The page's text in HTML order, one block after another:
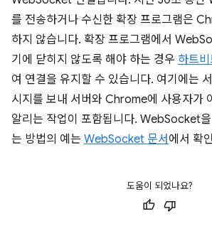
를 전송하거나 수신한 확장 프로그램은
하지 않습니다. 확장 프로그램에서
기에 닫히지 않도록 해야 하는 경우 하트비
여 연결을 유지할 수 있습니다. 여기에는
시지를 보내 서버와 Chrome에 사용자가
알리는 작업이 포함됩니다. WebSocket
는 방법의 예는 WebSocket 문서 에서 확
도움이 되었나요?